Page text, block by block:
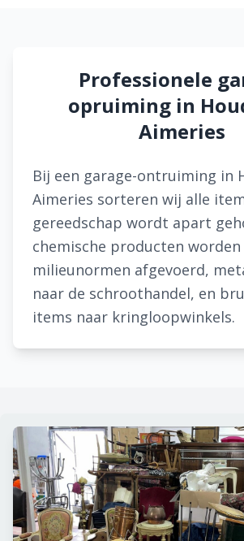
Professionele
opruiming in
Aimeries
Bij een garage-ontruiming in
Aimeries sorteren wij alle
gereedschap wordt apart
chemische producten worden
milieunormen afgevoerd,
naar de schroothandel, en
items naar kringloopwinkels.